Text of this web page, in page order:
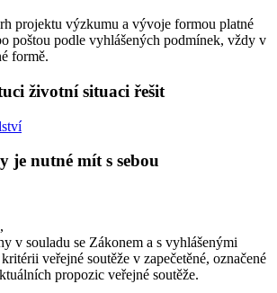
projektu výzkumu a vývoje formou platné
poštou podle vyhlášených podmínek, vždy v
formě.
životní situaci řešit
je nutné mít s sebou
v souladu se Zákonem a s vyhlášenými
veřejné soutěže v zapečetěné, označené
propozic veřejné soutěže.